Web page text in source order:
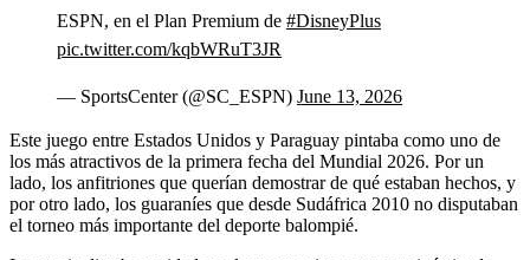
ESPN, en el Plan Premium de #DisneyPlus
pic.twitter.com/kqbWRuT3JR
— SportsCenter (@SC_ESPN) June 13, 2026
Este juego entre Estados Unidos y Paraguay pintaba como uno de
los más atractivos de la primera fecha del Mundial 2026. Por un
lado, los anfitriones que querían demostrar de qué estaban hechos, y
por otro lado, los guaraníes que desde Sudáfrica 2010 no disputaban
el torneo más importante del deporte balompié.